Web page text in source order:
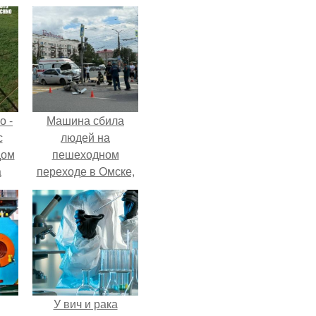
-
и
Машина сбила
людей на
пешеходном
переходе в Омске,
пострадали 8
человек.
У вич и рака